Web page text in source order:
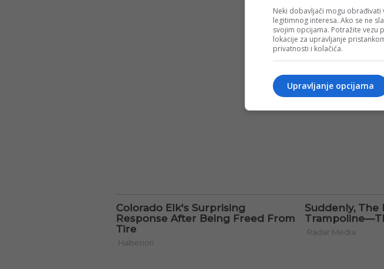
Neki dobavljači mogu
legitimnog interesa. Ako se ne
svojim opcijama. Potražite vezu
lokacije za upravljanje
privatnosti i kolačića.
Upravljanje opcijama